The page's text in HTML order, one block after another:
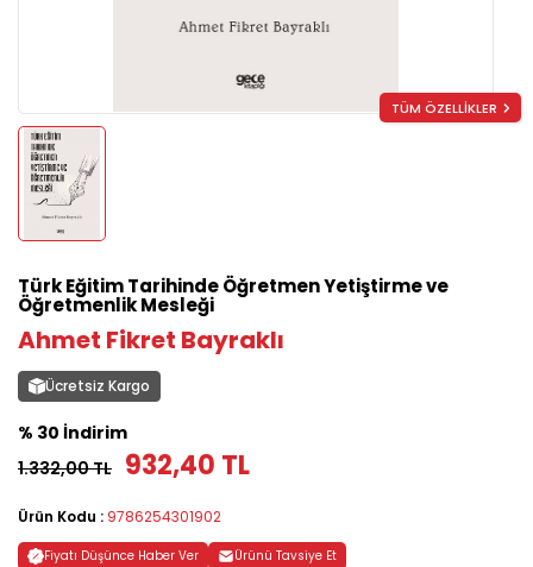
TÜM ÖZELLİKLER
Türk Eğitim Tarihinde Öğretmen Yetiştirme ve
Öğretmenlik Mesleği
Ahmet Fikret Bayraklı
Ücretsiz Kargo
% 30 İndirim
1.332,00 TL 932,40 TL
Ürün Kodu : 9786254301902
Fiyatı Düşünce Haber Ver Ürünü Tavsiye Et